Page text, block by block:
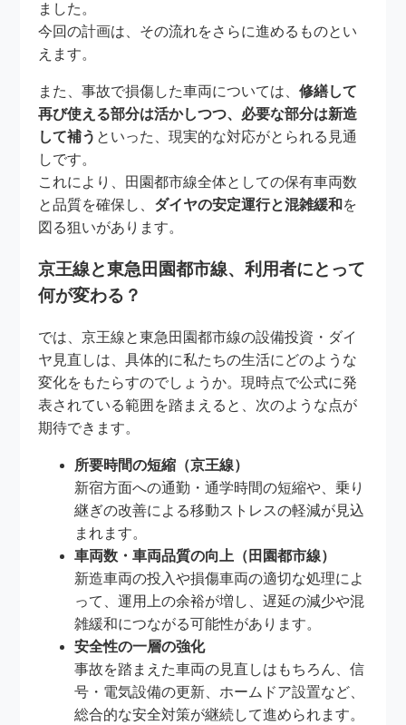
ました。
今回の計画は、その流れをさらに進めるものとい
えます。
また、事故で損傷した車両については、修繕して
再び使える部分は活かしつつ、必要な部分は新造
して補う といった、現実的な対応がとられる見通
しです。
これにより、田園都市線全体としての保有車両数
と品質を確保し、 ダイヤの安定運行と混雑緩和 を
図る狙いがあります。
京王線と東急田園都市線、利用者にとって
何が変わる？
では、京王線と東急田園都市線の設備投資・ダイ
ヤ見直しは、具体的に私たちの生活にどのような
変化をもたらすのでしょうか。現時点で公式に発
表されている範囲を踏まえると、次のような点が
期待できます。
所要時間の短縮（京王線）
新宿方面への通勤・通学時間の短縮や、乗り
継ぎの改善による移動ストレスの軽減が見込
まれます。
車両数・車両品質の向上（田園都市線）
新造車両の投入や損傷車両の適切な処理によ
って、運用上の余裕が増し、遅延の減少や混
雑緩和につながる可能性があります。
安全性の一層の強化
事故を踏まえた車両の見直しはもちろん、信
号・電気設備の更新、ホームドア設置など、
総合的な安全対策が継続して進められます。